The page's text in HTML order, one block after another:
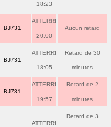
18:23
BJ731
ATTERRI
20:00
Aucun retard
BJ731
ATTERRI
18:05
Retard de 30
minutes
BJ731
ATTERRI
19:57
Retard de 2
minutes
ATTERRI
Retard de 3